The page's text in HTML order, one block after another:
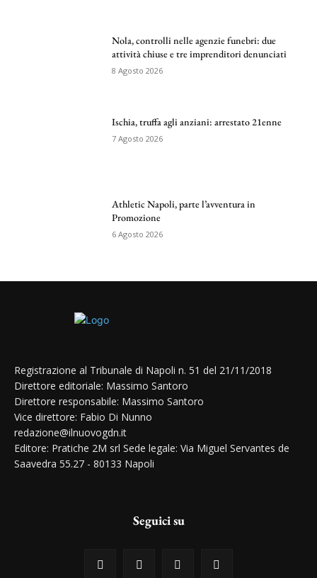
Nola, controlli nelle agenzie funebri: due
attività chiuse e tre imprenditori denunciati
8 Agosto 2026
Ischia, truffa agli anziani: arrestato 21enne
7 Agosto 2026
Athletic Napoli, parte l’avventura in
Promozione
6 Agosto 2026
Registrazione al Tribunale di Napoli n. 51 del 21/11/2018
Direttore editoriale: Massimo Santoro
Direttore responsabile: Massimo Santoro
Vice direttore: Fabio Di Nunno
redazione@ilnuovogdn.it
Editore: Pratiche 2M srl Sede legale: Via Miguel Servantes de
Saavedra 55.27 - 80133 Napoli
Seguici su